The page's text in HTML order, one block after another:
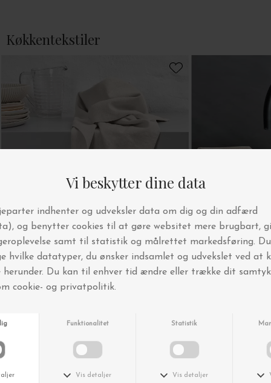
Køkkentekstiler
The Organic Company
Viskestykke, Stone - Testvinder
DKK 125,00
The Organic